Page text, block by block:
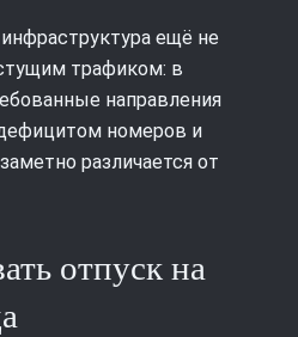
ещё не
трафиком: в
направления
номеров и
различается от
отпуск на